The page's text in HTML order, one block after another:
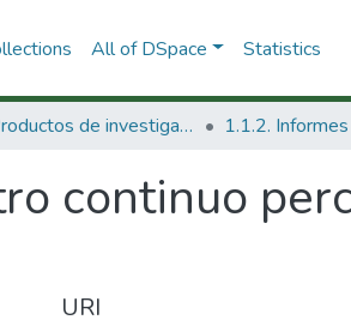
All of DSpace Statistics
1.1 Productos de investigación 1.1.2.
continuo
URI